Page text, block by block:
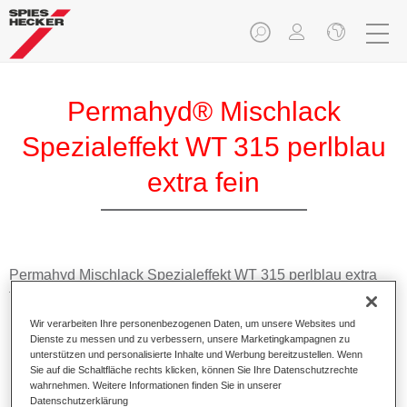
Permahyd® Mischlack
Spezialeffekt WT 315 perlblau
extra fein
Permahyd Mischlack Spezialeffekt WT 315 perlblau extra
fein eignet sich für die Ausmischung von Permahyd Hi-TEC
Produktmerkmale
Einfach und schnell zu verarbeiten.
Bietet eine hohe Farbtongenauigkeit und gleichmäßige
Wir verarbeiten Ihre personenbezogenen Daten, um unsere Websites und
Dienste zu messen und zu verbessern, unsere Marketingkampagnen zu
unterstützen und personalisierte Inhalte und Werbung bereitzustellen. Wenn
Sie auf die Schaltfläche rechts klicken, können Sie Ihre Datenschutzrechte
wahrnehmen. Weitere Informationen finden Sie in unserer
Datenschutzerklärung